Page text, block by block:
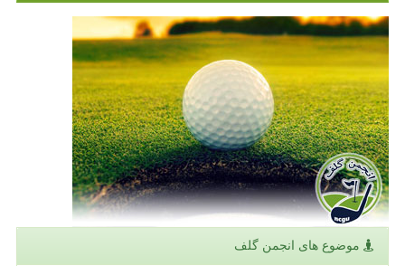
موضوع های انجمن گلف